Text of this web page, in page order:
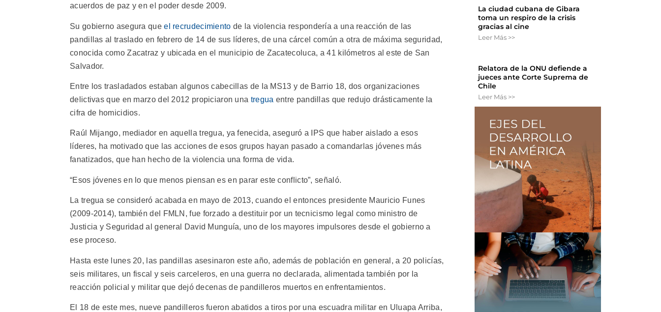
acuerdos de paz y en el poder desde 2009.
Su gobierno asegura queel recrudecimiento de la violencia respondería a una reacción de las
pandillas al traslado en febrero de 14 de sus líderes, de una cárcel común a otra de máxima seguridad,
conocida como Zacatraz y ubicada en el municipio de Zacatecoluca, a 41 kilómetros al este de San
Salvador.
Entre los trasladados estaban algunos cabecillas de la MS13 y de Barrio 18, dos organizaciones
delictivas que en marzo del 2012 propiciaron una tregua entre pandillas que redujo drásticamente la
cifra de homicidios.
Raúl Mijango, mediador en aquella tregua, ya fenecida, aseguró a IPS que haber aislado a esos
líderes, ha motivado que las acciones de esos grupos hayan pasado a comandarlas jóvenes más
fanatizados, que han hecho de la violencia una forma de vida.
“Esos jóvenes en lo que menos piensan es en parar este conflicto”, señaló.
La tregua se consideró acabada en mayo de 2013, cuando el entonces presidente Mauricio Funes
(2009-2014), también del FMLN, fue forzado a destituir por un tecnicismo legal como ministro de
Justicia y Seguridad al general David Munguía, uno de los mayores impulsores desde el gobierno a
ese proceso.
Hasta este lunes 20, las pandillas asesinaron este año, además de población en general, a 20 policías,
seis militares, un fiscal y seis carceleros, en una guerra no declarada, alimentada también por la
reacción policial y militar que dejó decenas de pandilleros muertos en enfrentamientos.
El 18 de este mes, nueve pandilleros fueron abatidos a tiros por una escuadra militar en Uluapa Arriba,
La ciudad cubana de Gibara
toma un respiro de la crisis
gracias al cine
Leer Más >>
Relatora de la ONU defiende a
jueces ante Corte Suprema de
Chile
Leer Más >>